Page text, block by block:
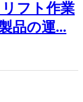
リフト作業
品の運...